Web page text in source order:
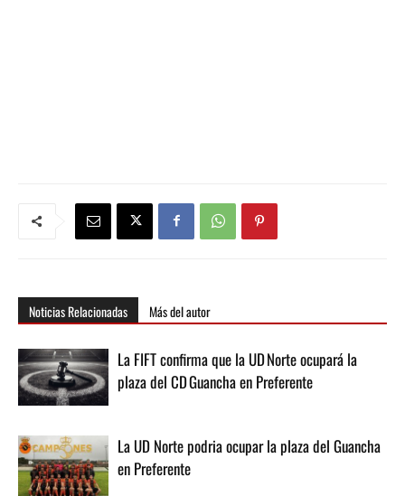
Noticias Relacionadas Más del autor
La FIFT confirma que la UD Norte ocupará la
plaza del CD Guancha en Preferente
La UD Norte podria ocupar la plaza del Guancha
en Preferente